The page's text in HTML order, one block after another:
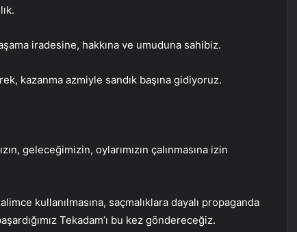
iradesine, hakkına ve umuduna sahibiz.
kazanma azmiyle sandık başına gidiyoruz.
geleceğimizin, oylarımızın çalınmasına izin
kullanılmasına, saçmalıklara dayalı propaganda
Tekadam’ı bu kez göndereceğiz.